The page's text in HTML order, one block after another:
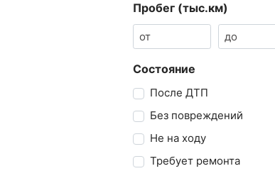
Пробег (тыс.км)
Состояние
После ДТП
Без повреждений
Не на ходу
Требует ремонта